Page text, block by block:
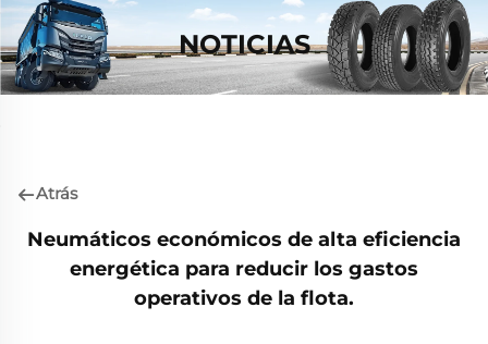
NOTICIAS
Atrás
Neumáticos económicos de alta eficiencia
energética para reducir los gastos
operativos de la flota.